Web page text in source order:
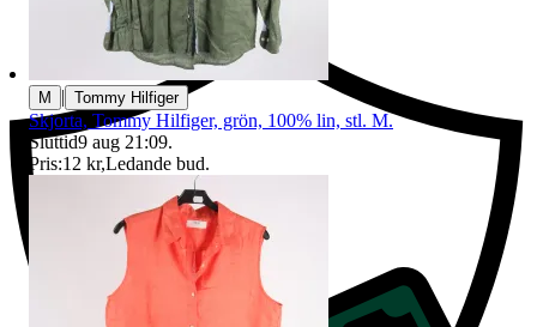
M | Tommy Hilfiger
Skjorta, Tommy Hilfiger, grön, 100% lin, stl. M.
Sluttid9 aug 21:09.
Pris:12 kr,Ledande bud.